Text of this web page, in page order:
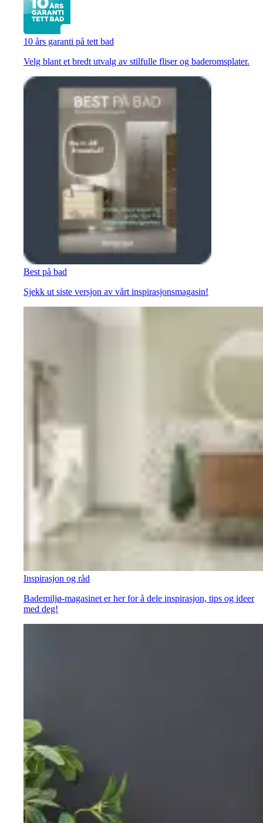
10 års garanti på tett bad
Velg blant et bredt utvalg av stilfulle fliser og baderomsplater.
Best på bad
Sjekk ut siste versjon av vårt inspirasjonsmagasin!
Inspirasjon og råd
Bademiljø-magasinet er her for å dele inspirasjon, tips og ideer
med deg!